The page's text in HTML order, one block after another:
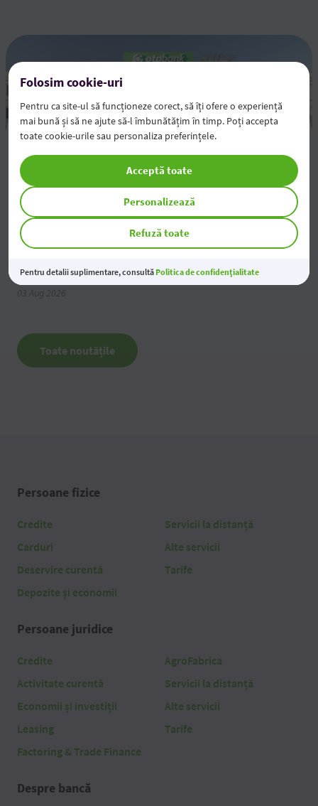
Rezultatele financiare pentru semestrul 1 al anului
2026
05 Aug 2026
Modificarea tarifelor pentru Persoane Juridice
04 Aug 2026
Economiile tale prind valoare
03 Aug 2026
Toate noutățile
Persoane fizice
Credite
Carduri
Deservire curentă
Depozite și economii
Servicii la distanță
Alte servicii
Tarife
Persoane juridice
Credite
Activitate curentă
Economii și investiții
Leasing
Factoring & Trade Finance
AgroFabrica
Servicii la distanță
Alte servicii
Tarife
Despre bancă
Folosim cookie-uri
Pentru ca site-ul să funcționeze corect, să îți ofere o experiență
mai bună și să ne ajute să-l îmbunătățim în timp. Poți accepta
toate cookie-urile sau personaliza preferințele.
Refuză toate
Personalizează
Acceptă toate
Pentru detalii suplimentare, consultă Politica de confidențialitate